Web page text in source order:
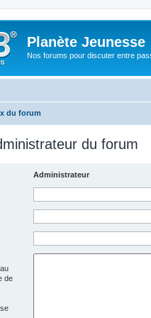
Planète Jeunesse
Nos forums pour discuter entre
du forum
du forum
Administrateur
de